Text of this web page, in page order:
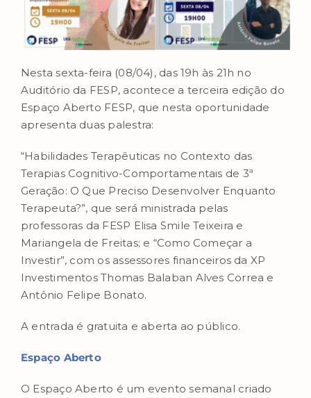
Nesta sexta-feira (08/04), das 19h às 21h no
Auditório da FESP, acontece a terceira edição do
Espaço Aberto FESP, que nesta oportunidade
apresenta duas palestra:
“Habilidades Terapêuticas no Contexto das
Terapias Cognitivo-Comportamentais de 3ª
Geração: O Que Preciso Desenvolver Enquanto
Terapeuta?”, que será ministrada pelas
professoras da FESP Elisa Smile Teixeira e
Mariangela de Freitas; e “Como Começar a
Investir”, com os assessores financeiros da XP
Investimentos Thomas Balaban Alves Correa e
Antônio Felipe Bonato.
A entrada é gratuita e aberta ao público.
Espaço Aberto
O Espaço Aberto é um evento semanal criado